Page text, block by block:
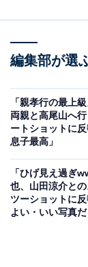
編集部が選
「親孝行の最上
両親と高尾山へ
ートショットに
息子最高」
「ひげ見え過ぎ
也、山田涼介と
ツーショットに
よい・いい写真だ